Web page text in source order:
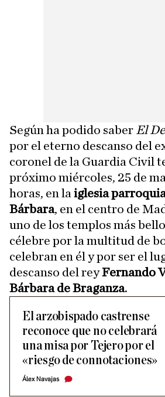
Según ha podido saber El
por el eterno descanso del
coronel de la Guardia Civil
próximo miércoles, 25 de
horas, en la iglesia
Bárbara, en el centro de
uno de los templos más
célebre por la multitud de
celebran en él y por ser el
descanso del reyFernando
Bárbara de Braganza.
El arzobispado castrense
reconoce que no celebrará
una misa por Tejero por el
«riesgo de connotaciones»
Álex Navajas